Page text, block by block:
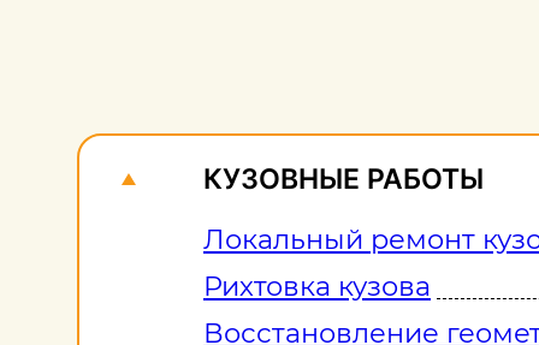
КУЗОВНЫЕ РАБОТЫ
Локальный ремонт
Рихтовка кузова
Восстановление